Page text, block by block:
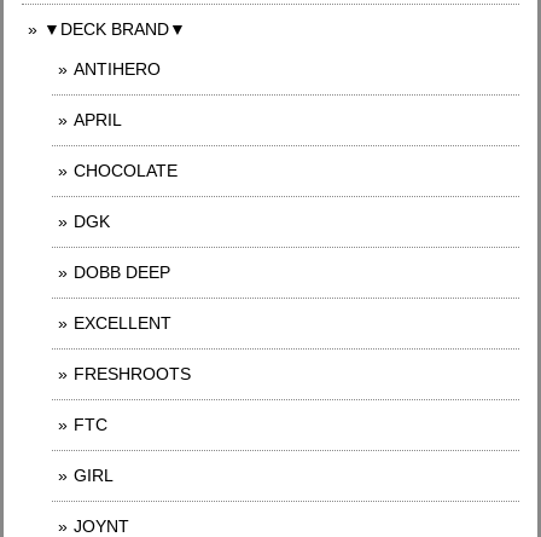
▼DECK BRAND▼
ANTIHERO
APRIL
CHOCOLATE
DGK
DOBB DEEP
EXCELLENT
FRESHROOTS
FTC
GIRL
JOYNT